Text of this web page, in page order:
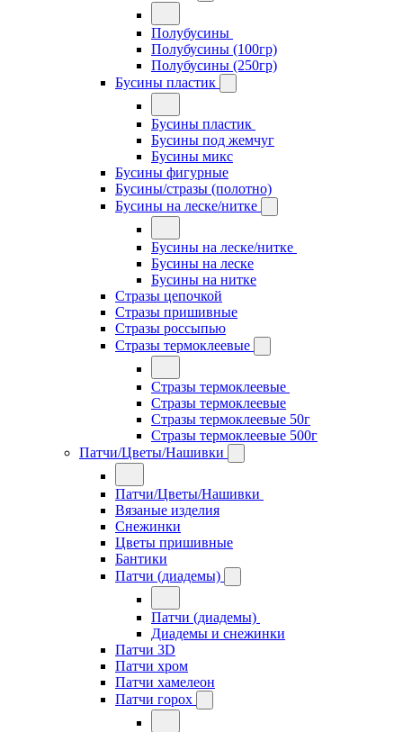
Полубусины
Полубусины (100гр)
Полубусины (250гр)
Бусины пластик
Бусины пластик
Бусины под жемчуг
Бусины микс
Бусины фигурные
Бусины/стразы (полотно)
Бусины на леске/нитке
Бусины на леске/нитке
Бусины на леске
Бусины на нитке
Стразы цепочкой
Стразы пришивные
Стразы россыпью
Стразы термоклеевые
Стразы термоклеевые
Стразы термоклеевые
Стразы термоклеевые 50г
Стразы термоклеевые 500г
Патчи/Цветы/Нашивки
Патчи/Цветы/Нашивки
Вязаные изделия
Снежинки
Цветы пришивные
Бантики
Патчи (диадемы)
Патчи (диадемы)
Диадемы и снежинки
Патчи 3D
Патчи хром
Патчи хамелеон
Патчи горох